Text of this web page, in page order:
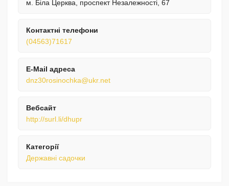
м. Біла Церква, проспект Незалежності, 67
Контактні телефони
(04563)71617
E-Mail адреса
dnz30rosinochka@ukr.net
Вебсайт
http://surl.li/dhupr
Категорії
Державні садочки